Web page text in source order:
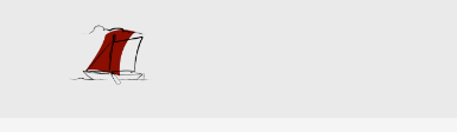
überspringen